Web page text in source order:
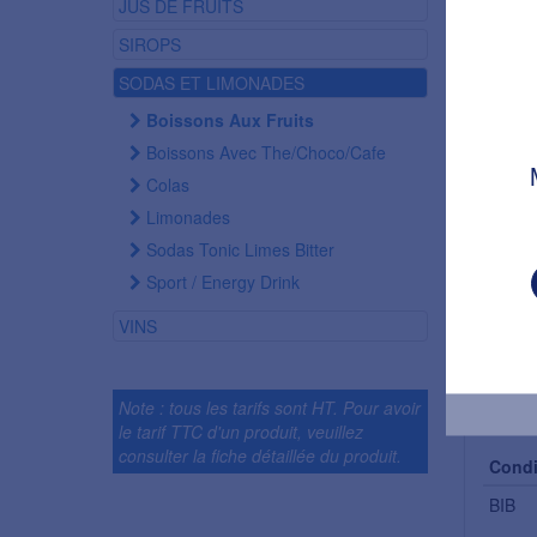
JUS DE FRUITS
SIROPS
SODAS ET LIMONADES
Boissons Aux Fruits
Boissons Avec The/choco/cafe
Colas
Limonades
Sodas Tonic Limes Bitter
Sport / Energy Drink
VINS
Note : tous les tarifs sont HT. Pour avoir
le tarif TTC d'un produit, veuillez
consulter la fiche détaillée du produit.
BIB